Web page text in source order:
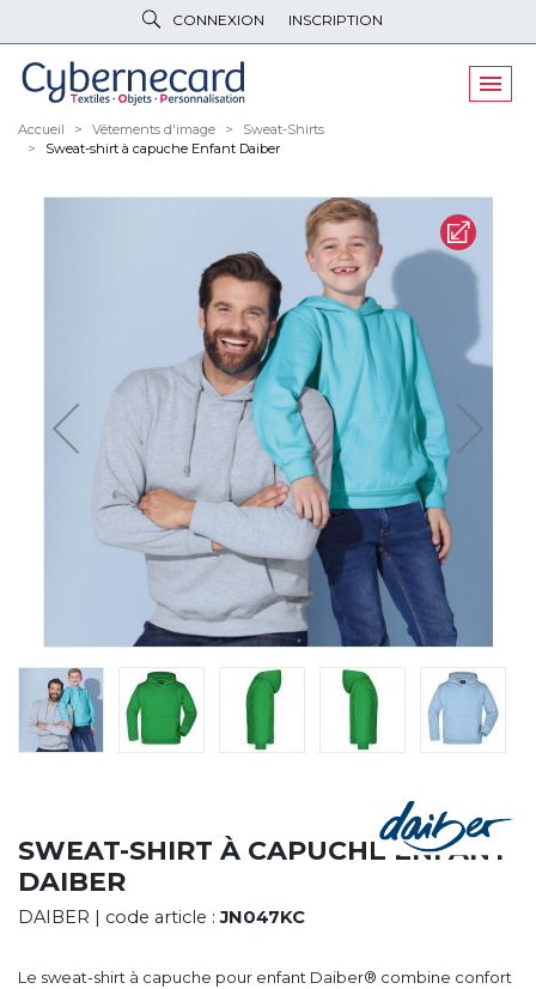
CONNEXION INSCRIPTION
VÊTEMENTSDE TRAVAIL
VÊTEMENTS D'IMAGE
NOUVEAUTÉS
RESPONSABLE
ROADSHOWS, FORUM DES EXPERTS
MARQUES & CERTIFICATS
TECHNIQUES MARQUAGE
BLOG
Accueil Vêtements d'image
Sweat-Shirts
Sweat-shirt à capuche Enfant Daiber
SWEAT-SHIRT À CAPUCHE ENFANT
DAIBER
DAIBER | code article :JN047KC
Le sweat-shirt à capuche pour enfant Daiber® combine confort